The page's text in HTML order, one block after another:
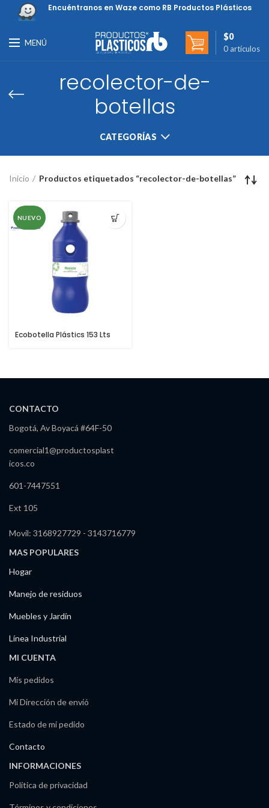
Encuéntranos en Waze como RB Productos Plásticos
MENÚ
0 artículos
$0
recolector-de-
botellas
CATEGORÍAS
Inicio Productos etiquetados “recolector-de-botellas”
NUEVO
Ecobotella Plástics 153 Lts
CONTACTO
Bogotá, Av Boyacá #64F-50
comercial1@productosplast
icos.co
601-7447551
Ext 105
Movil: 3168927729 - 3143716779
MAS POPULARES
Hogar
Manejo de residuos
Muebles y Jardín
Línea Industrial
MI CUENTA
Mis pedidos
Mi Dirección de envió
Estado de mi pedido
Contacto
INFORMACIONES
Política de privacidad